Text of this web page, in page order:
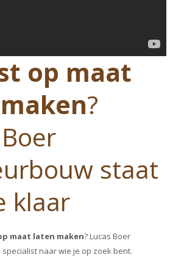
op maat
?
staat
klaar
maat laten maken? Lucas Boer
naar wie je op zoek bent.